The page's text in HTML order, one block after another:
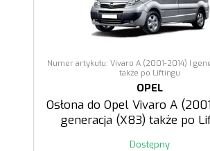
Numer artykułu: Vivaro A (2001-2014) I
także po Liftingu
OPEL
Osłona do Opel Vivaro A
generacja (X83) także po
Dostępny